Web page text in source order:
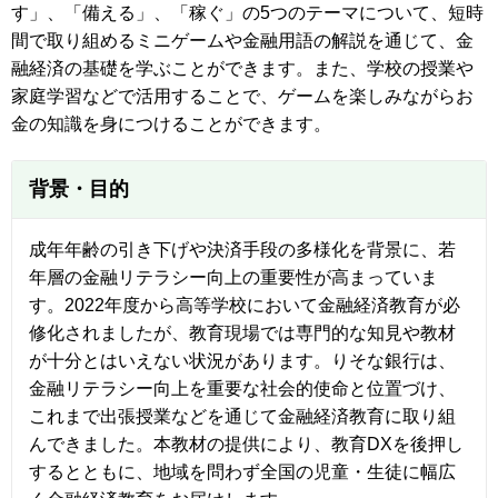
す」、「備える」、「稼ぐ」の5つのテーマについて、短時
間で取り組めるミニゲームや金融用語の解説を通じて、金
融経済の基礎を学ぶことができます。また、学校の授業や
家庭学習などで活用することで、ゲームを楽しみながらお
金の知識を身につけることができます。
背景・目的
成年年齢の引き下げや決済手段の多様化を背景に、若
年層の金融リテラシー向上の重要性が高まっていま
す。2022年度から高等学校において金融経済教育が必
修化されましたが、教育現場では専門的な知見や教材
が十分とはいえない状況があります。りそな銀行は、
金融リテラシー向上を重要な社会的使命と位置づけ、
これまで出張授業などを通じて金融経済教育に取り組
んできました。本教材の提供により、教育DXを後押し
するとともに、地域を問わず全国の児童・生徒に幅広